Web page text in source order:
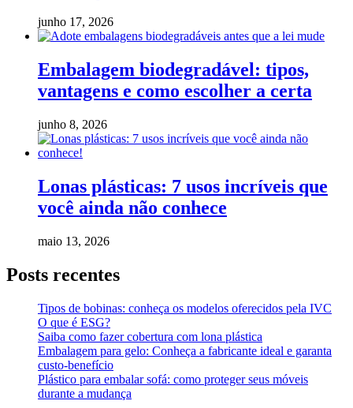
junho 17, 2026
Embalagem biodegradável: tipos,
vantagens e como escolher a certa
junho 8, 2026
Lonas plásticas: 7 usos incríveis que
você ainda não conhece
maio 13, 2026
Posts recentes
Tipos de bobinas: conheça os modelos oferecidos pela IVC
O que é ESG?
Saiba como fazer cobertura com lona plástica
Embalagem para gelo: Conheça a fabricante ideal e garanta
custo-benefício
Plástico para embalar sofá: como proteger seus móveis
durante a mudança